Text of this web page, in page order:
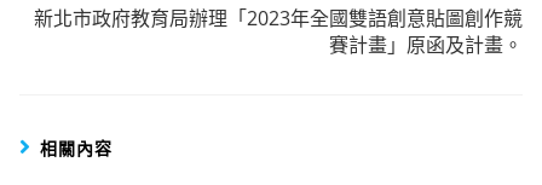
新北市政府教育局辦理「2023年全國雙語創意貼圖創作競
賽計畫」原函及計畫。
相關內容